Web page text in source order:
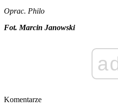
Oprac. Philo
Fot. Marcin Janowski
ad
Komentarze